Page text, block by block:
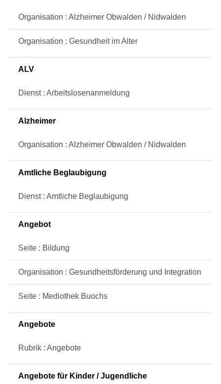
Organisation : Alzheimer Obwalden / Nidwalden
Organisation : Gesundheit im Alter
ALV
Dienst : Arbeitslosenanmeldung
Alzheimer
Organisation : Alzheimer Obwalden / Nidwalden
Amtliche Beglaubigung
Dienst : Amtliche Beglaubigung
Angebot
Seite : Bildung
Organisation : Gesundheitsförderung und Integration
Seite : Mediothek Buochs
Angebote
Rubrik : Angebote
Angebote für Kinder / Jugendliche